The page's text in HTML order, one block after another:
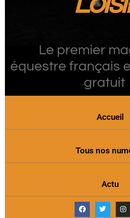
Le premier
équestre français
gratuit
Accueil
Tous nos
Actu